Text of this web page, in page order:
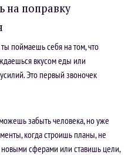
на поправку
поймаешь себя на том, что
вкусом еды или
Это первый звоночек
забыть человека, но уже
когда строишь планы, не
сферами или ставишь цели,